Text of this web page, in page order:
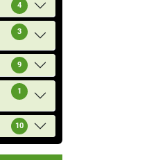
4
3
9
1
10